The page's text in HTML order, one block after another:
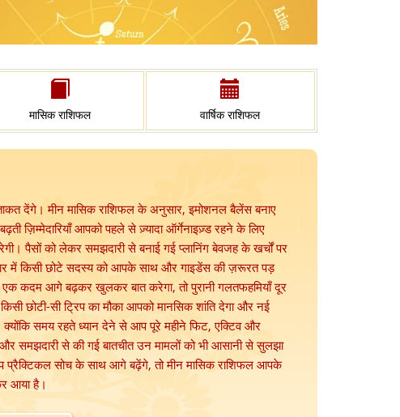
मासिक राशिफल वार्षिक राशिफल
देंगे। मीन मासिक राशिफल के अनुसार, इमोशनल बैलेंस बनाए
ज़िम्मेदारियाँ आपको पहले से ज़्यादा ऑर्गेनाइज़्ड रहने के लिए
पैसों को लेकर समझदारी से बनाई गई प्लानिंग बेवजह के खर्चों पर
में किसी छोटे सदस्य को आपके साथ और गाइडेंस की ज़रूरत पड़
कदम आगे बढ़कर खुलकर बात करेगा, तो पुरानी गलतफहमियाँ दूर
छोटी-सी ट्रिप का मौका आपको मानसिक शांति देगा और नई
क्योंकि समय रहते ध्यान देने से आप पूरे महीने फिट, एक्टिव और
समझदारी से की गई बातचीत उन मामलों को भी आसानी से सुलझा
सोच के साथ आगे बढ़ेंगे, तो मीन मासिक राशिफल आपके
आया है।